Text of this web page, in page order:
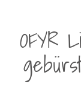
OFYR